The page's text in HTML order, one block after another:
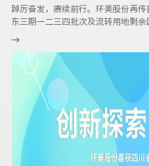
踔厉奋发，赓续前行。环美股份再
东三期一二三四批次及流转用地剩余
目。在完成恒大金碧天下东三期的
批次及流转用地的园林绿化施工。
以及中庭、流转用地的剩余绿化工
米，涵盖栽种乔木、灌木，地被、
生活”的最新理念，大力推进城市生
银山精神，逐步从“规划图”变成“
的距离，实现城市的可持续发展。
境建设的需求，根据该小区具体情
过打造该项目的绿化景观，实现人